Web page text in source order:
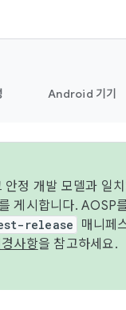
Android 기기
정 개발 모델과 일
게시합니다. AOSP
release
매니페
사항을 참고하세요.